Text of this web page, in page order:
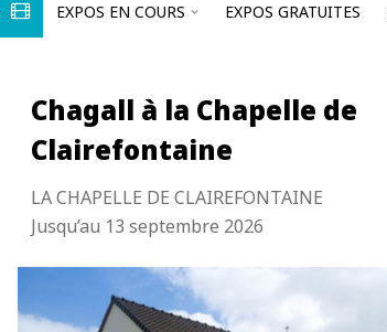
EXPOS EN COURS EXPOS GRATUITES
Chagall à la Chapelle de
Clairefontaine
LA CHAPELLE DE CLAIREFONTAINE
Jusqu’au 13 septembre 2026